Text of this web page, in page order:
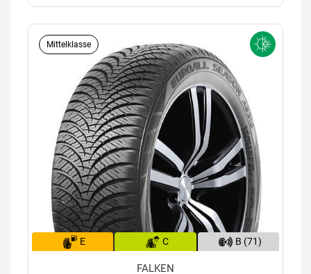
Mittelklasse
E C B (71)
FALKEN